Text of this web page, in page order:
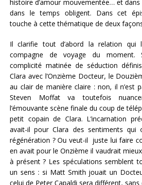
histoire d’amour mouvementée… et
dans le temps obligent. Dans cet
touche à cette thématique de deux
Il clarifie tout d’abord la relation
compagne de voyage du moment.
complicité matinée de séduction
Clara avec l’Onzième Docteur, le
au clair de manière claire : non, il n’est
Steven Moffat va toutefois
l’émouvante scène finale du coup de
petit copain de Clara. L’incarnation
avait-il pour Clara des sentiments qui
régénération ? Ou veut-il juste lui faire
en avait pour le Onzième il vaudrait
à présent ? Les spéculations semblent
un sens : si Matt Smith jouait un
celui de Peter Capaldi sera différent,